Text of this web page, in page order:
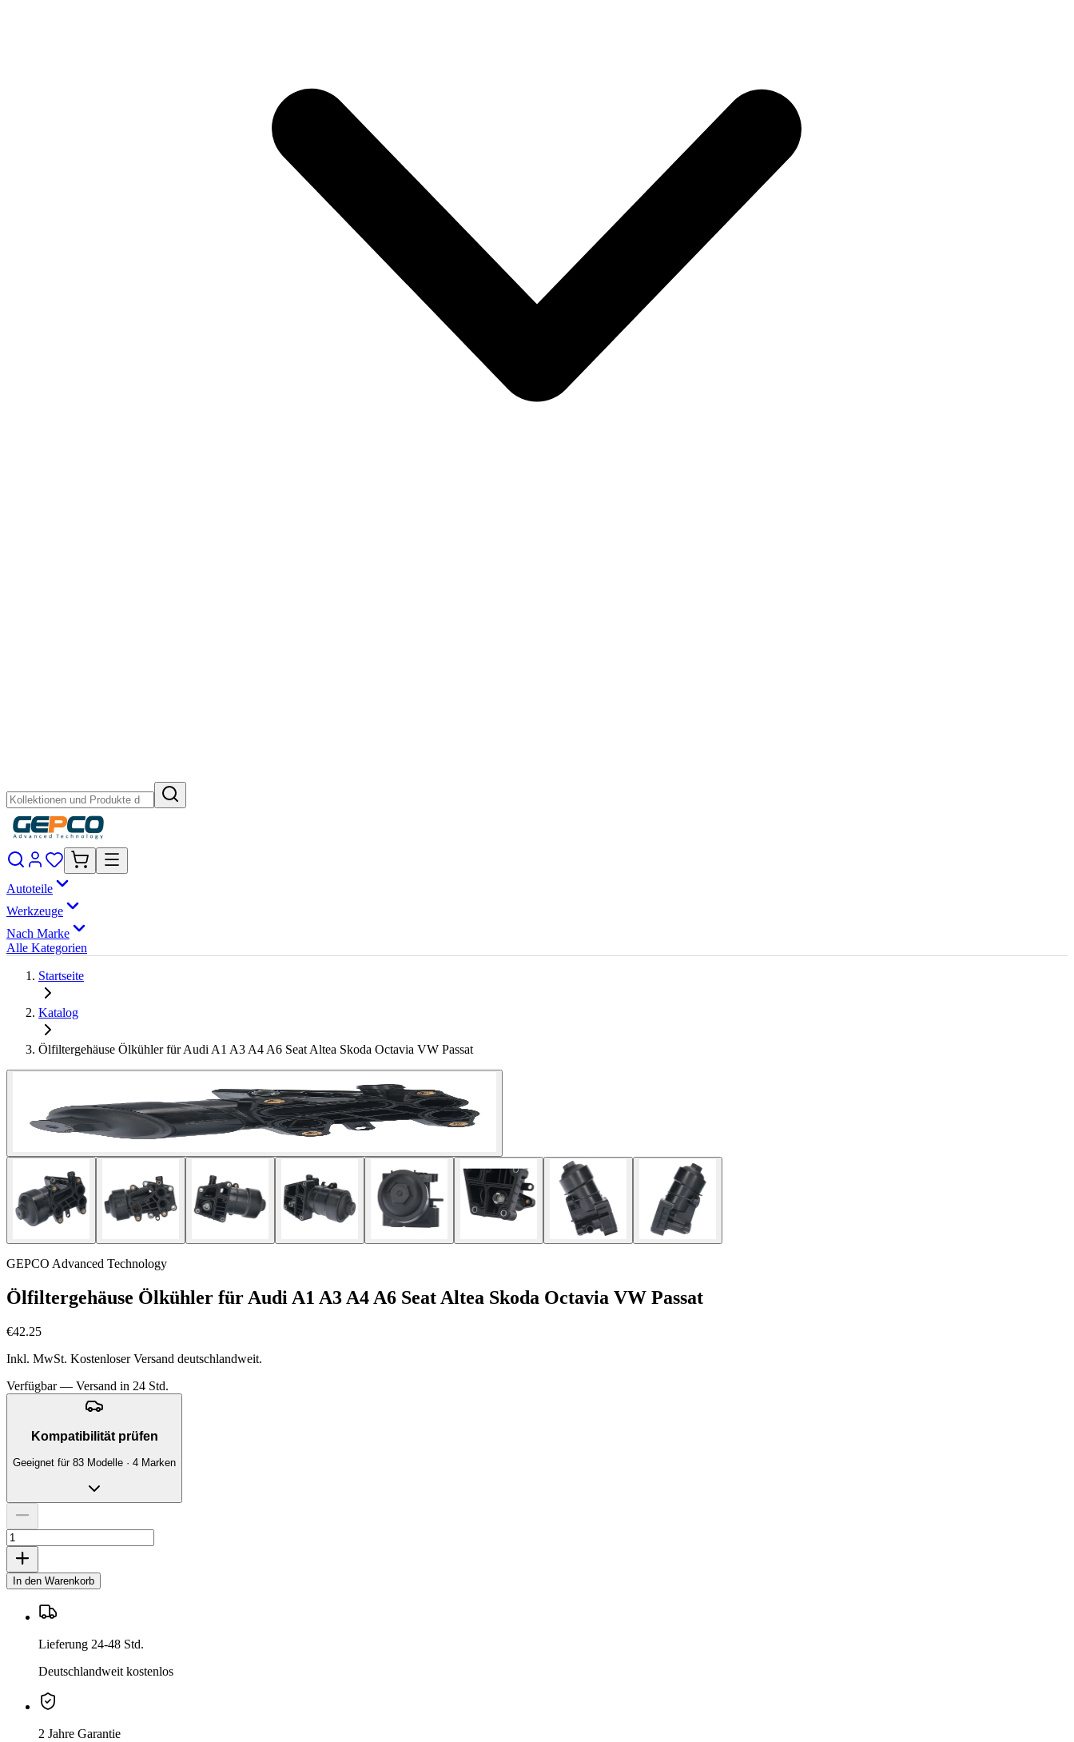
Autoteile
Werkzeuge
Nach Marke
Alle Kategorien
Startseite
Katalog
Ölfiltergehäuse Ölkühler für Audi A1 A3 A4 A6 Seat Altea Skoda Octavia VW Passat
GEPCO Advanced Technology
Ölfiltergehäuse Ölkühler für Audi A1 A3 A4 A6 Seat Altea Skoda Octavia VW Passat
€42.25
Inkl. MwSt. Kostenloser Versand deutschlandweit.
Verfügbar — Versand in 24 Std.
Kompatibilität prüfen
Geeignet für 83 Modelle · 4 Marken
In den Warenkorb
Lieferung 24-48 Std.
Deutschlandweit kostenlos
2 Jahre Garantie